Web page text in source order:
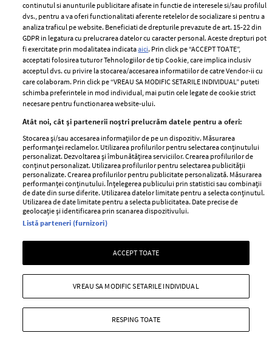
ELLE Style Awards
Despre ELLE
Romania
Contact
Abonamente
Termeni si conditii
Politica de
confidențialitate
Politica de cookies
Publicitate
Stiri
GSP
Baby
Retete
Viva
Avantaje
Retete practice
Pariază responsabil! Decizia ONJN nr. 821/25.09.2025.
continutul si anunturile publicitare afisate in functie de interesele si/sau profilul
dvs., pentru a va oferi functionalitati aferente retelelor de socializare si pentru a
analiza traficul pe website. Beneficiati de drepturile prevazute de art. 15-22 din
GDPR in legatura cu prelucrarea datelor cu caracter personal. Aceste drepturi pot
fi exercitate prin modalitatea indicataaici. Prin click pe “ACCEPT TOATE”,
acceptati folosirea tuturor Tehnologiilor de tip Cookie, care implica inclusiv
acceptul dvs. cu privire la stocarea/accesarea informatiilor de catre Vendor-ii cu
care colaboram. Prin click pe “VREAU SA MODIFIC SETARILE INDIVIDUAL” puteti
schimba preferintele in mod individual, mai putin cele legate de cookie strict
necesare pentru functionarea website-ului.
Atât noi, cât și partenerii noștri prelucrăm datele pentru a oferi:
Stocarea și/sau accesarea informațiilor de pe un dispozitiv. Măsurarea
performanței reclamelor. Utilizarea profilurilor pentru selectarea conținutului
personalizat. Dezvoltarea și îmbunătățirea serviciilor. Crearea profilurilor de
conținut personalizat. Utilizarea profilurilor pentru selectarea publicității
personalizate. Crearea profilurilor pentru publicitate personalizată. Măsurarea
performanței conținutului. Înțelegerea publicului prin statistici sau combinații
de date din surse diferite. Utilizarea datelor limitate pentru a selecta conținutul.
Utilizarea de date limitate pentru a selecta publicitatea. Date precise de
geolocație și identificarea prin scanarea dispozitivului.
Listă parteneri (furnizori)
ACCEPT TOATE
RESPING TOATE
VREAU SA MODIFIC SETARILE INDIVIDUAL